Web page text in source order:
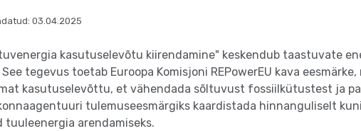
03.04.2025
kasutuselevõtu kiirendamine" keskendub taastuvate
tegevus toetab Euroopa Komisjoni REPowerEU kava
kasutuselevõttu, et vähendada sõltuvust fossiilkütustest ja
tulemuseesmärgiks kaardistada hinnanguliselt
arendamiseks.